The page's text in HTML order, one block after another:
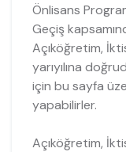
Önlisans
Geçiş
Açıköğretim,
yarıyılına
için bu sayfa
yapabilirler.
Açıköğretim,